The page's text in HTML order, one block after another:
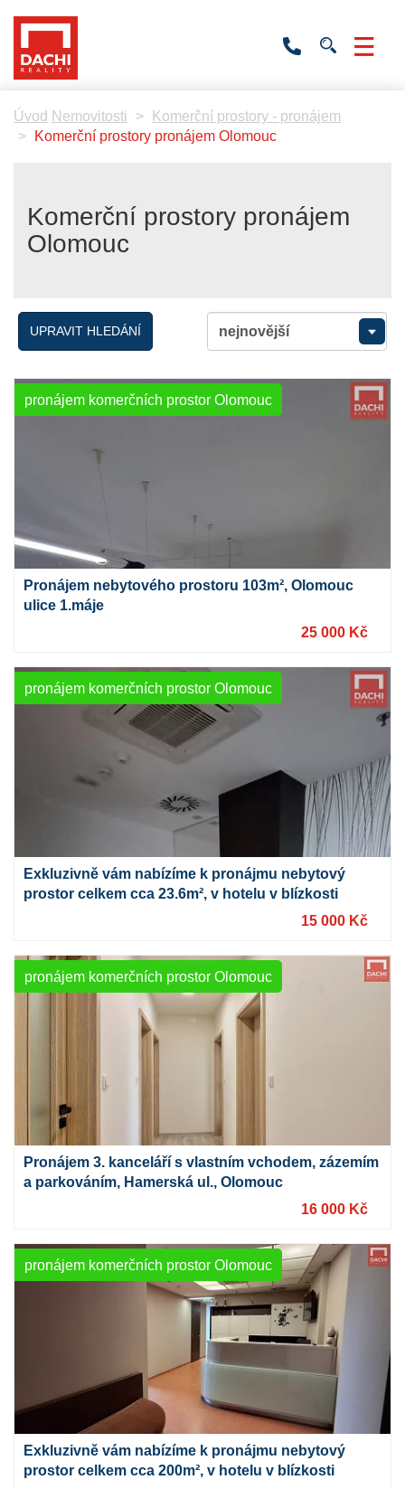
+420
Úvod Nemovitosti
Komerční prostory - pronájem
Komerční prostory pronájem Olomouc
Komerční prostory pronájem
Olomouc
UPRAVIT HLEDÁNÍ
pronájem komerčních prostor Olomouc
Pronájem nebytového prostoru 103m², Olomouc
ulice 1.máje
25 000 Kč
pronájem komerčních prostor Olomouc
Exkluzivně vám nabízíme k pronájmu nebytový
prostor celkem cca 23.6m², v hotelu v blízkosti
15 000 Kč
pronájem komerčních prostor Olomouc
Pronájem 3. kanceláří s vlastním vchodem, zázemím
a parkováním, Hamerská ul., Olomouc
16 000 Kč
pronájem komerčních prostor Olomouc
Exkluzivně vám nabízíme k pronájmu nebytový
prostor celkem cca 200m², v hotelu v blízkosti